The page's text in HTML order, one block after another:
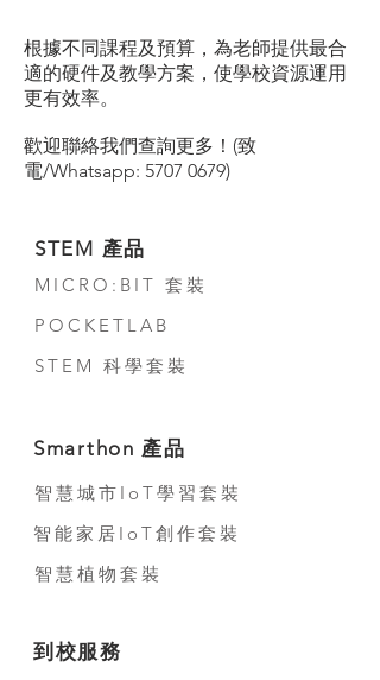
根據不同課程及預算，為老師提供最合
適的硬件及教學方案，使學校資源運用
更有效率。
歡迎聯絡我們查詢更多！(致
電/Whatsapp: 5707 0679)
STEM 產品
MICRO:BIT 套裝
POCKETLAB
STEM 科學套裝
Smarthon 產品
智慧城市IoT學習套裝
智能家居IoT創作套裝
智慧植物套裝
到校服務